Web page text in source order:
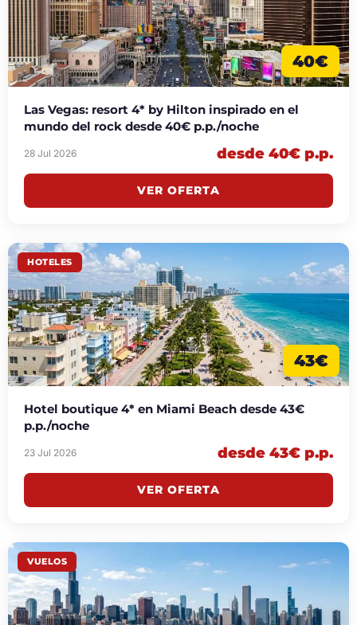
40€
Las Vegas: resort 4* by Hilton inspirado en el
mundo del rock desde 40€ p.p./noche
28 Jul 2026 desde 40€ p.p.
VER OFERTA
HOTELES
43€
Hotel boutique 4* en Miami Beach desde 43€
p.p./noche
23 Jul 2026 desde 43€ p.p.
VER OFERTA
VUELOS